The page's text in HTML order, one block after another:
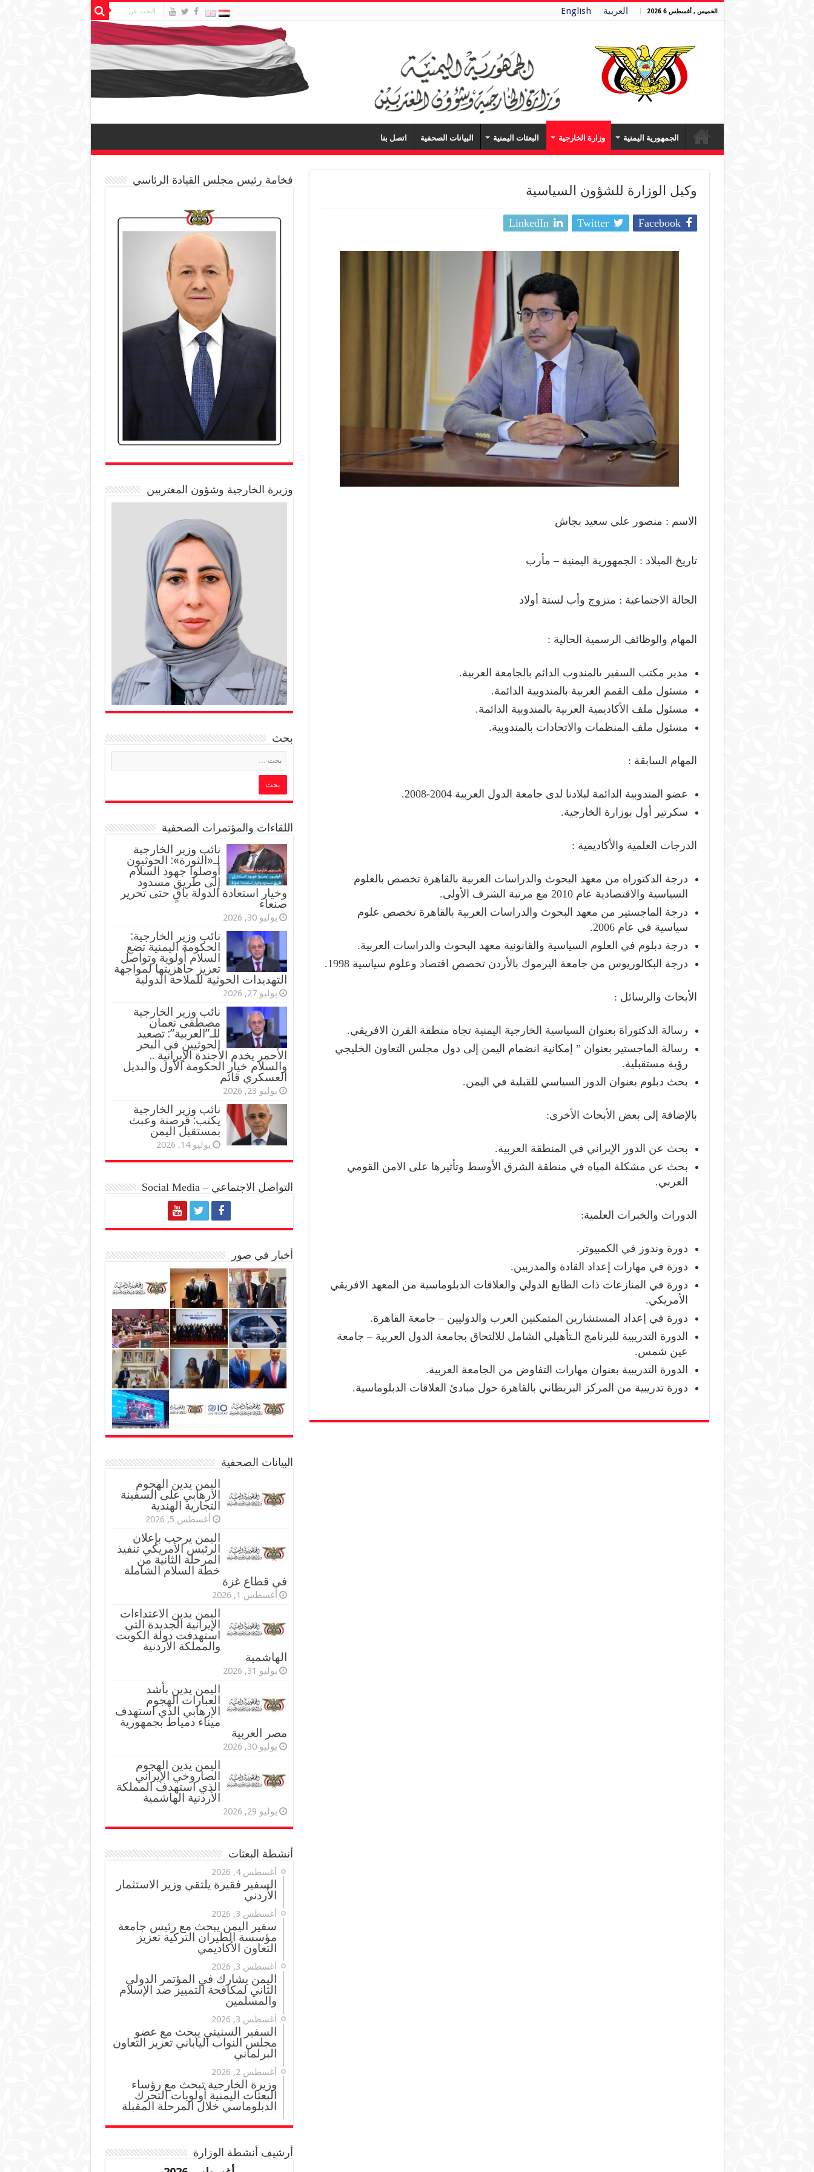
الخميس , أغسطس 6 2026 العربية English
الجمهورية اليمنية وزارة الخارجية البعثات اليمنية البيانات الصحفية اتصل بنا
وكيل الوزارة للشؤون السياسية
Facebook
Twitter
LinkedIn
الاسم : منصور علي سعيد بجاش
تاريخ الميلاد : الجمهورية اليمنية – مأرب
الحالة الاجتماعية : متزوج وأب لستة أولاد
المهام والوظائف الرسمية الحالية :
مدير مكتب السفير ىالمندوب الدائم بالجامعة العربية.
مسئول ملف القمم العربية بالمندوبية الدائمة.
مسئول ملف الأكاديمية العربية بالمندوبية الدائمة.
مسئول ملف المنظمات والاتحادات بالمندوبية.
المهام السابقة :
عضو المندوبية الدائمة لبلادنا لدى جامعة الدول العربية 2004-2008.
سكرتير أول بوزارة الخارجية.
الدرجات العلمية والأكاديمية :
درجة الدكتوراه من معهد البحوث والدراسات العربية بالقاهرة تخصص بالعلوم
السياسية والاقتصادية عام 2010 مع مرتبة الشرف الأولى.
درجة الماجستير من معهد البحوث والدراسات العربية بالقاهرة تخصص علوم
سياسية في عام 2006.
درجة دبلوم في العلوم السياسية والقانونية معهد البحوث والدراسات العربية.
درجة البكالوريوس من جامعة اليرموك بالأردن تخصص اقتصاد وعلوم سياسية 1998.
الأبحاث والرسائل :
رسالة الدكتوراة بعنوان السياسية الخارجية اليمنية تجاه منطقة القرن الافريقي.
رسالة الماجستير بعنوان ” إمكانية انضمام اليمن إلى دول مجلس التعاون الخليجي
رؤية مستقبلية.
بحث دبلوم بعنوان الدور السياسي للقبلية في اليمن.
بالإضافة إلى بعض الأبحاث الأخرى:
بحث عن الدور الإيراني في المنطقة العربية.
بحث عن مشكلة المياه في منطقة الشرق الأوسط وتأثيرها على الامن القومي
العربي.
الدورات والخبرات العلمية:
دورة وندوز في الكمبيوتر.
دورة في مهارات إعداد القادة والمدربين.
دورة في المنازعات ذات الطابع الدولي والعلاقات الدبلوماسية من المعهد الافريقي
الأمريكي.
دورة في إعداد المستشارين المتمكنين العرب والدوليين – جامعة القاهرة.
الدورة التدريبية للبرنامج الـتأهيلي الشامل للالتحاق بجامعة الدول العربية – جامعة
عين شمس.
الدورة التدريبية بعنوان مهارات التفاوض من الجامعة العربية.
دورة تدريبية من المركز البريطاني بالقاهرة حول مبادئ العلاقات الدبلوماسية.
فخامة رئيس مجلس القيادة الرئاسي
وزيرة الخارجية وشؤون المغتربين
بحث
اللقاءات والمؤتمرات الصحفية
‏نائب وزير الخارجية
لـ«الثورة»: الحوثيون
أوصلوا جهود السلام
إلى طريق مسدود
وخيار استعادة الدولة باقٍ حتى تحرير
صنعاء
يوليو 30, 2026
نائب وزير الخارجية:
الحكومة اليمنية تضع
السلام أولوية وتواصل
تعزيز جاهزيتها لمواجهة
التهديدات الحوثية للملاحة الدولية
يوليو 27, 2026
نائب وزير الخارجية
مصطفى نعمان
للـ”العربية”: تصعيد
الحوثيين في البحر
الأحمر يخدم الأجندة الإيرانية ..
والسلام خيار الحكومة الأول والبديل
العسكري قائم
يوليو 23, 2026
نائب وزير الخارجية
يكتب: قرصنة وعبث
بمستقبل اليمن
يوليو 14, 2026
التواصل الاجتماعي – Social Media
أخبار في صور
البيانات الصحفية
اليمن يدين الهجوم
الارهابي على السفينة
التجارية الهندية
أغسطس 5, 2026
اليمن يرحب بإعلان
الرئيس الأمريكي تنفيذ
المرحلة الثانية من
خطة السلام الشاملة
في قطاع غزة
أغسطس 1, 2026
اليمن يدين الاعتداءات
الإيرانية الجديدة التي
استهدفت دولة الكويت
والمملكة الأردنية
الهاشمية
يوليو 31, 2026
اليمن يدين بأشد
العبارات الهجوم
الإرهابي الذي استهدف
ميناء دمياط بجمهورية
مصر العربية
يوليو 30, 2026
اليمن يدين الهجوم
الصاروخي الإيراني
الذي استهدف المملكة
الأردنية الهاشمية
يوليو 29, 2026
أنشطة البعثات
أغسطس 4, 2026
السفير فقيرة يلتقي وزير الاستثمار
الأردني
أغسطس 3, 2026
سفير اليمن يبحث مع رئيس جامعة
مؤسسة الطيران التركية تعزيز
التعاون الأكاديمي
أغسطس 3, 2026
اليمن يشارك في المؤتمر الدولي
الثاني لمكافحة التمييز ضد الإسلام
والمسلمين
أغسطس 3, 2026
السفير السنيني يبحث مع عضو
مجلس النواب الياباني تعزيز التعاون
البرلماني
أغسطس 2, 2026
وزيرة الخارجية تبحث مع رؤساء
البعثات اليمنية أولويات التحرك
الدبلوماسي خلال المرحلة المقبلة
أرشيف أنشطة الوزارة